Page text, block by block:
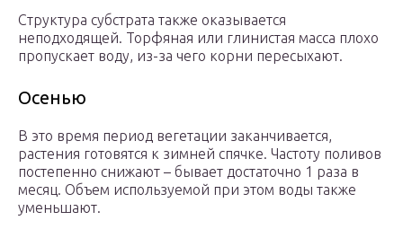
Структура субстрата также оказывается
неподходящей. Торфяная или глинистая масса плохо
пропускает воду, из-за чего корни пересыхают.
Осенью
В это время период вегетации заканчивается,
растения готовятся к зимней спячке. Частоту поливов
постепенно снижают – бывает достаточно 1 раза в
месяц. Объем используемой при этом воды также
уменьшают.